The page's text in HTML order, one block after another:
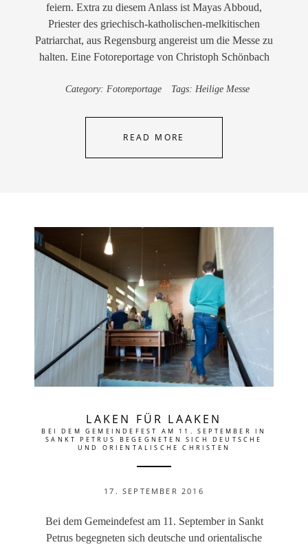
feiern. Extra zu diesem Anlass ist Mayas Abboud,
Priester des griechisch-katholischen-melkitischen
Patriarchat, aus Regensburg angereist um die Messe zu
halten. Eine Fotoreportage von Christoph Schönbach
Category: Fotoreportage Tags: Heilige Messe
READ MORE
LAKEN FÜR LAAKEN
BEI DEM GEMEINDEFEST AM 11. SEPTEMBER IN
SANKT PETRUS BEGEGNETEN SICH DEUTSCHE
UND ORIENTALISCHE CHRISTEN
17. SEPTEMBER 2016
Bei dem Gemeindefest am 11. September in Sankt
Petrus begegneten sich deutsche und orientalische